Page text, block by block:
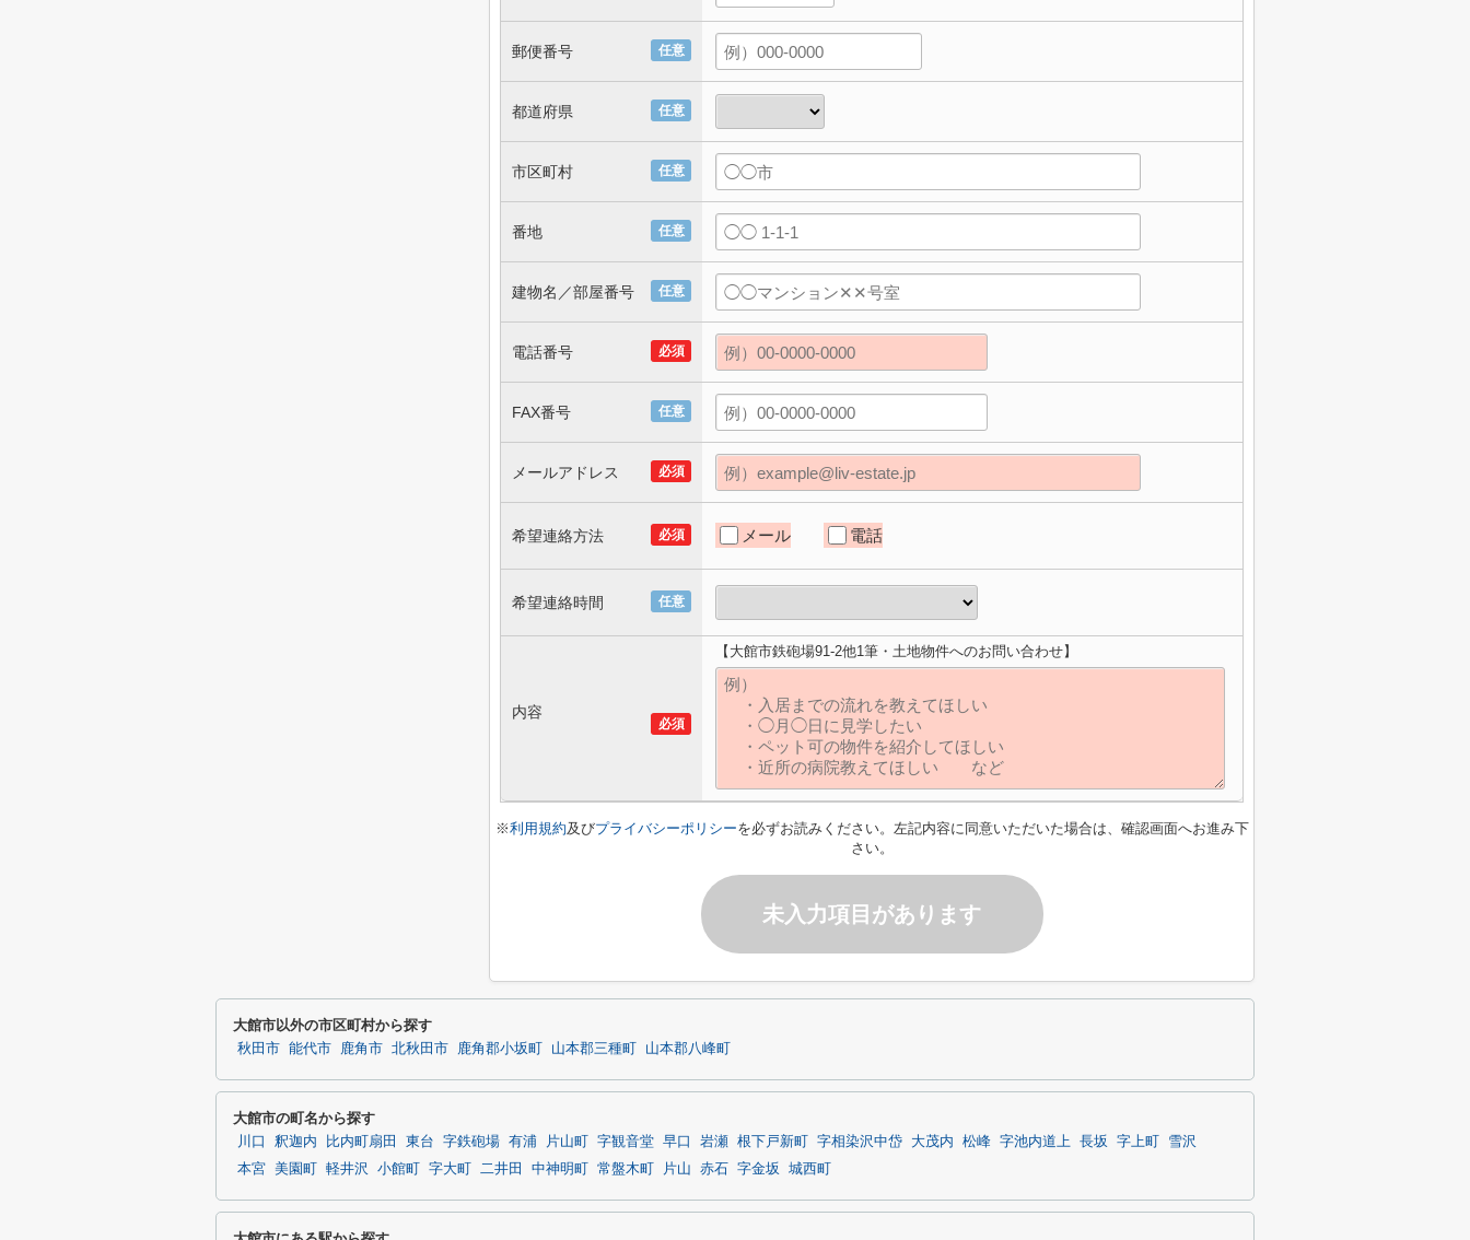
任意
郵便番号
任意
都道府県
任意
市区町村
任意
番地
任意
建物名／部屋番号
必須
電話番号
任意
FAX番号
必須
メールアドレス
必須
希望連絡方法 メール 電話
任意
希望連絡時間
必須
内容
【大館市鉄砲場91-2他1筆・土地物件へのお問い合わせ】
※利用規約及びプライバシーポリシーを必ずお読みください。左記内容に同意いただいた場合は、確認画面へお進み下
さい。
未入力項目があります
大館市以外の市区町村から探す
秋田市 能代市 鹿角市 北秋田市 鹿角郡小坂町 山本郡三種町 山本郡八峰町
大館市の町名から探す
川口 釈迦内 比内町扇田 東台 字鉄砲場 有浦 片山町 字観音堂 早口 岩瀬 根下戸新町 字相染沢中岱 大茂内 松峰 字池内道上 長坂 字上町
雪沢
本宮 美園町 軽井沢 小館町 字大町 二井田 中神明町 常盤木町 片山 赤石 字金坂 城西町